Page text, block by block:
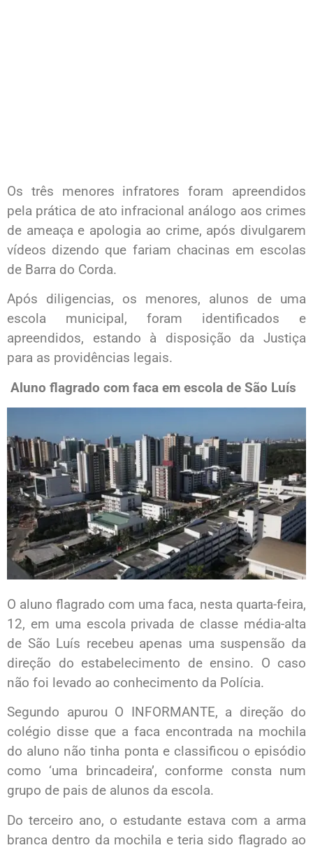
Os três menores infratores foram apreendidos
pela prática de ato infracional análogo aos crimes
de ameaça e apologia ao crime, após divulgarem
vídeos dizendo que fariam chacinas em escolas
de Barra do Corda.
Após diligencias, os menores, alunos de uma
escola municipal, foram identificados e
apreendidos, estando à disposição da Justiça
para as providências legais.
Aluno flagrado com faca em escola de São Luís
O aluno flagrado com uma faca, nesta quarta-feira,
12, em uma escola privada de classe média-alta
de São Luís recebeu apenas uma suspensão da
direção do estabelecimento de ensino. O caso
não foi levado ao conhecimento da Polícia.
Segundo apurou O INFORMANTE, a direção do
colégio disse que a faca encontrada na mochila
do aluno não tinha ponta e classificou o episódio
como ‘uma brincadeira’, conforme consta num
grupo de pais de alunos da escola.
Do terceiro ano, o estudante estava com a arma
branca dentro da mochila e teria sido flagrado ao